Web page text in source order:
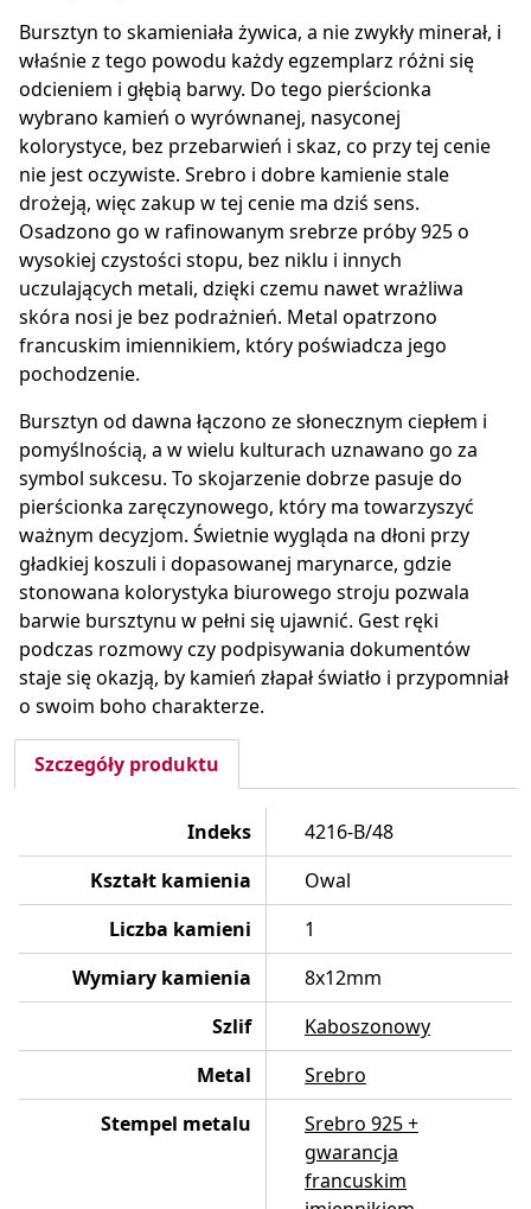
Bursztyn to skamieniała żywica, a nie zwykły minerał, i
właśnie z tego powodu każdy egzemplarz różni się
odcieniem i głębią barwy. Do tego pierścionka
wybrano kamień o wyrównanej, nasyconej
kolorystyce, bez przebarwień i skaz, co przy tej cenie
nie jest oczywiste. Srebro i dobre kamienie stale
drożeją, więc zakup w tej cenie ma dziś sens.
Osadzono go w rafinowanym srebrze próby 925 o
wysokiej czystości stopu, bez niklu i innych
uczulających metali, dzięki czemu nawet wrażliwa
skóra nosi je bez podrażnień. Metal opatrzono
francuskim imiennikiem, który poświadcza jego
pochodzenie.
Bursztyn od dawna łączono ze słonecznym ciepłem i
pomyślnością, a w wielu kulturach uznawano go za
symbol sukcesu. To skojarzenie dobrze pasuje do
pierścionka zaręczynowego, który ma towarzyszyć
ważnym decyzjom. Świetnie wygląda na dłoni przy
gładkiej koszuli i dopasowanej marynarce, gdzie
stonowana kolorystyka biurowego stroju pozwala
barwie bursztynu w pełni się ujawnić. Gest ręki
podczas rozmowy czy podpisywania dokumentów
staje się okazją, by kamień złapał światło i przypomniał
o swoim boho charakterze.
Szczegóły produktu
Indeks
4216-B/48
Kształt kamienia
Owal
Liczba kamieni
1
Wymiary kamienia
8x12mm
Szlif
Kaboszonowy
Metal
Srebro
Stempel metalu
Srebro 925 +
gwarancja
francuskim